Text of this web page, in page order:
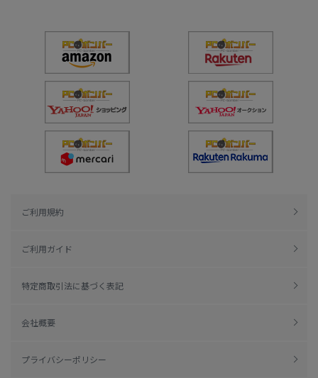
ご利用規約
ご利用ガイド
特定商取引法に基づく表記
会社概要
プライバシーポリシー